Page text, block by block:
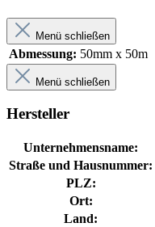
Menü schließen
Abmessung: 50mm x 50m
Menü schließen
Hersteller
Unternehmensname:
Straße und Hausnummer:
PLZ:
Ort:
Land: